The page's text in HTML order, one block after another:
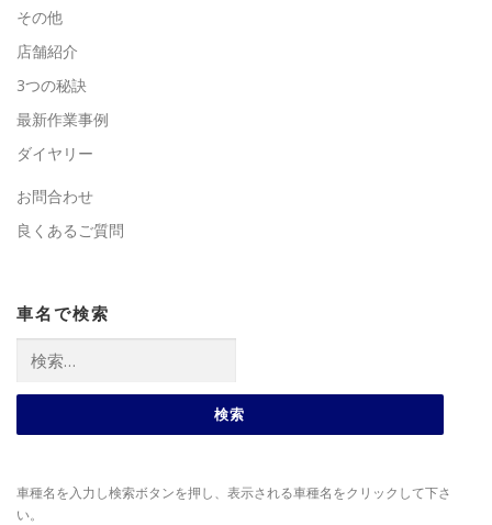
その他
店舗紹介
3つの秘訣
最新作業事例
ダイヤリー
お問合わせ
良くあるご質問
車名で検索
索:
車種名を入力し検索ボタンを押し、表示される車種名をクリックして下さ
い。